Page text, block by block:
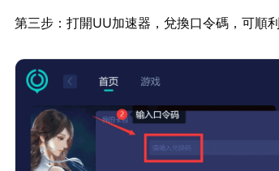
第三步：打開UU加速器，兌換口令碼，可順